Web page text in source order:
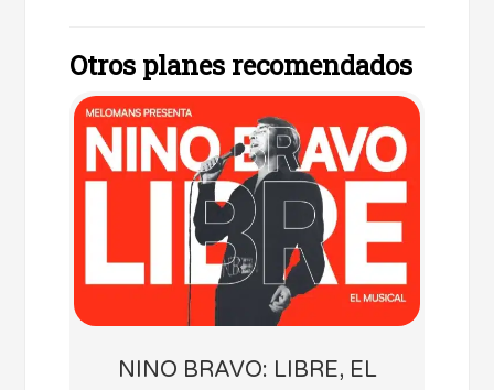
Otros planes recomendados
NINO BRAVO: LIBRE, EL